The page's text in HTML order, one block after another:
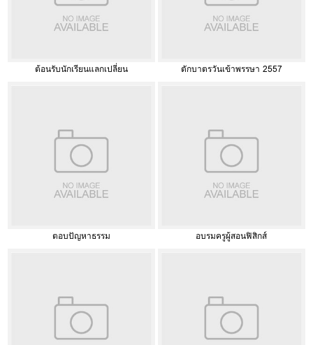
ต้อนรับนักเรียนแลกเปลี่ยน ตักบาตรวันเข้าพรรษา 2557
ตอบปัญหาธรรม อบรมครูผู้สอนฟิสิกส์